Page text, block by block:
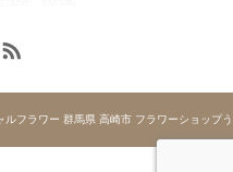
フラワー 群馬県 高崎市 フラワーショップう